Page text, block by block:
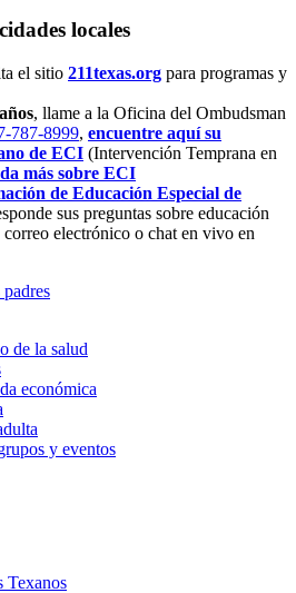
locales
el sitio 211texas.org para programas y
, llame a la Oficina del Ombudsman
787-8999, encuentre aquí su
de ECI (Intervención Temprana en
más sobre ECI
de Educación Especial de
sus preguntas sobre educación
electrónico o chat en vivo en
de la salud
económica
y eventos
Texanos